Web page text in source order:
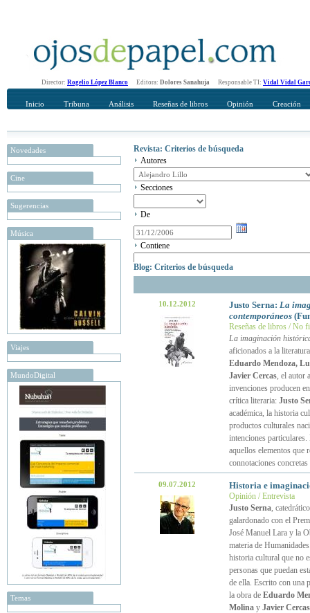
Director: Rogelio López Blanco Editora: Dolores Sanahuja Responsable TI: Vidal Vidal
Inicio Tribuna Análisis Reseñas de libros Opinión Creación
Novedades
Cine
Sugerencias
Música
Viajes
MundoDigital
Temas
Revista: Criterios de búsqueda
Autores
Secciones
De
Contiene
Blog: Criterios de búsqueda
10.12.2012 Justo Serna: La
contemporáneos
Reseñas de libros / No
La imaginación
aficionados a la
Eduardo Mendoza,
Javier Cercas, el autor
invenciones producen
crítica literaria: Justo
académica, la historia
productos culturales
intenciones
aquellos elementos que
connotaciones
09.07.2012 Historia e
Opinión / Entrevista
Justo Serna,
galardonado con el
José Manuel Lara y la
materia de
historia cultural que no
personas que puedan
de ella. Escrito con una
la obra de Eduardo
Molinay Javier Cercas